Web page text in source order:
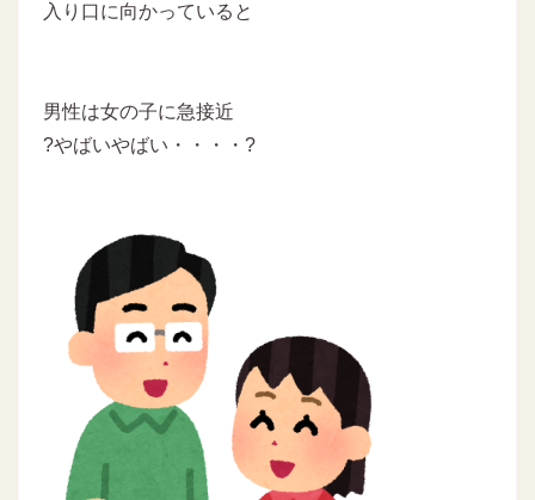
入り口に向かっていると
男性は女の子に急接近
?やばいやばい・・・・?